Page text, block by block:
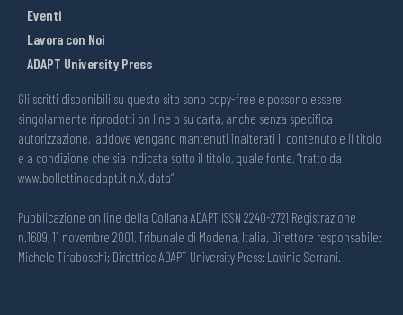
Eventi
Lavora con Noi
ADAPT University Press
Gli scritti disponibili su questo sito sono copy-free e possono essere
singolarmente riprodotti on line o su carta, anche senza specifica
autorizzazione, laddove vengano mantenuti inalterati il contenuto e il titolo
e a condizione che sia indicata sotto il titolo, quale fonte, “tratto da
www.bollettinoadapt.it n.X, data“
Pubblicazione on line della Collana ADAPT ISSN 2240-2721 Registrazione
n.1609, 11 novembre 2001, Tribunale di Modena, Italia. Direttore responsabile:
Michele Tiraboschi; Direttrice ADAPT University Press: Lavinia Serrani.